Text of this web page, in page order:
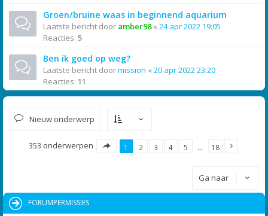
Groen/bruine waas in beginnend aquarium
Laatste bericht door amber98« 24 apr 2022 19:05
Reacties: 5
Ben ik goed op weg?
Laatste bericht doormission « 20 apr 2022 23:20
Reacties: 11
Nieuw onderwerp
353 onderwerpen 1 2 3 4 5 … 18
Ga naar
FORUMPERMISSIES